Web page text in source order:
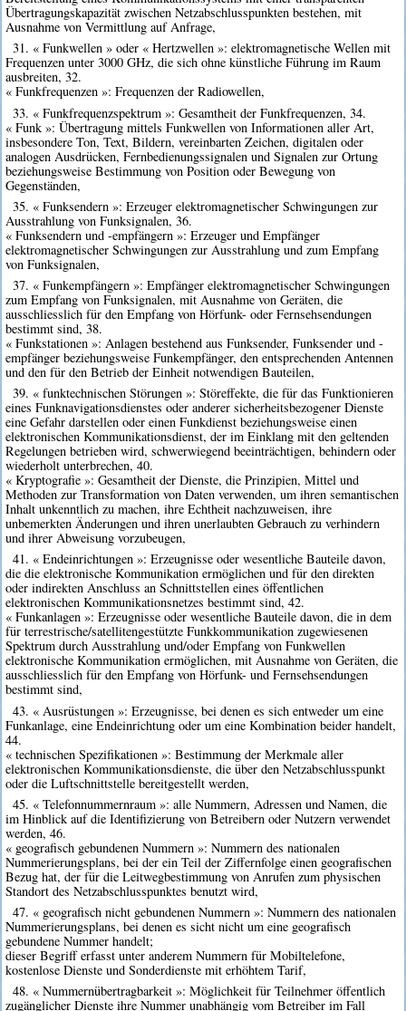
Übertragungskapazität zwischen Netzabschlusspunkten bestehen, mit
Ausnahme von Vermittlung auf Anfrage,
31. « Funkwellen » oder « Hertzwellen »: elektromagnetische Wellen mit
Frequenzen unter 3000 GHz, die sich ohne künstliche Führung im Raum
ausbreiten, 32.
« Funkfrequenzen »: Frequenzen der Radiowellen,
33. « Funkfrequenzspektrum »: Gesamtheit der Funkfrequenzen, 34.
« Funk »: Übertragung mittels Funkwellen von Informationen aller Art,
insbesondere Ton, Text, Bildern, vereinbarten Zeichen, digitalen oder
analogen Ausdrücken, Fernbedienungssignalen und Signalen zur Ortung
beziehungsweise Bestimmung von Position oder Bewegung von
Gegenständen,
35. « Funksendern »: Erzeuger elektromagnetischer Schwingungen zur
Ausstrahlung von Funksignalen, 36.
« Funksendern und -empfängern »: Erzeuger und Empfänger
elektromagnetischer Schwingungen zur Ausstrahlung und zum Empfang
von Funksignalen,
37. « Funkempfängern »: Empfänger elektromagnetischer Schwingungen
zum Empfang von Funksignalen, mit Ausnahme von Geräten, die
ausschliesslich für den Empfang von Hörfunk- oder Fernsehsendungen
bestimmt sind, 38.
« Funkstationen »: Anlagen bestehend aus Funksender, Funksender und -
empfänger beziehungsweise Funkempfänger, den entsprechenden Antennen
und den für den Betrieb der Einheit notwendigen Bauteilen,
39. « funktechnischen Störungen »: Störeffekte, die für das Funktionieren
eines Funknavigationsdienstes oder anderer sicherheitsbezogener Dienste
eine Gefahr darstellen oder einen Funkdienst beziehungsweise einen
elektronischen Kommunikationsdienst, der im Einklang mit den geltenden
Regelungen betrieben wird, schwerwiegend beeinträchtigen, behindern oder
wiederholt unterbrechen, 40.
« Kryptografie »: Gesamtheit der Dienste, die Prinzipien, Mittel und
Methoden zur Transformation von Daten verwenden, um ihren semantischen
Inhalt unkenntlich zu machen, ihre Echtheit nachzuweisen, ihre
unbemerkten Änderungen und ihren unerlaubten Gebrauch zu verhindern
und ihrer Abweisung vorzubeugen,
41. « Endeinrichtungen »: Erzeugnisse oder wesentliche Bauteile davon,
die die elektronische Kommunikation ermöglichen und für den direkten
oder indirekten Anschluss an Schnittstellen eines öffentlichen
elektronischen Kommunikationsnetzes bestimmt sind, 42.
« Funkanlagen »: Erzeugnisse oder wesentliche Bauteile davon, die in dem
für terrestrische/satellitengestützte Funkkommunikation zugewiesenen
Spektrum durch Ausstrahlung und/oder Empfang von Funkwellen
elektronische Kommunikation ermöglichen, mit Ausnahme von Geräten, die
ausschliesslich für den Empfang von Hörfunk- und Fernsehsendungen
bestimmt sind,
43. « Ausrüstungen »: Erzeugnisse, bei denen es sich entweder um eine
Funkanlage, eine Endeinrichtung oder um eine Kombination beider handelt,
44.
« technischen Spezifikationen »: Bestimmung der Merkmale aller
elektronischen Kommunikationsdienste, die über den Netzabschlusspunkt
oder die Luftschnittstelle bereitgestellt werden,
45. « Telefonnummernraum »: alle Nummern, Adressen und Namen, die
im Hinblick auf die Identifizierung von Betreibern oder Nutzern verwendet
werden, 46.
« geografisch gebundenen Nummern »: Nummern des nationalen
Nummerierungsplans, bei der ein Teil der Ziffernfolge einen geografischen
Bezug hat, der für die Leitwegbestimmung von Anrufen zum physischen
Standort des Netzabschlusspunktes benutzt wird,
47. « geografisch nicht gebundenen Nummern »: Nummern des nationalen
Nummerierungsplans, bei denen es sicht nicht um eine geografisch
gebundene Nummer handelt;
dieser Begriff erfasst unter anderem Nummern für Mobiltelefone,
kostenlose Dienste und Sonderdienste mit erhöhtem Tarif,
48. « Nummernübertragbarkeit »: Möglichkeit für Teilnehmer öffentlich
zugänglicher Dienste ihre Nummer unabhängig vom Betreiber im Fall